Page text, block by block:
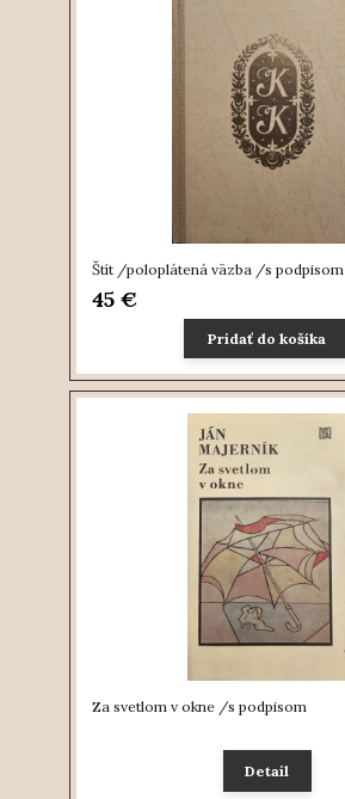
Štít /poloplátená väzba /s podpisom
45 €
Pridať do košíka
Za svetlom v okne /s podpisom
Detail